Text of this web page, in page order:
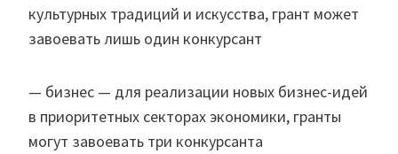
культурных традиций и искусства, грант может
завоевать лишь один конкурсант
— бизнес — для реализации новых бизнес-идей
в приоритетных секторах экономики, гранты
могут завоевать три конкурсанта